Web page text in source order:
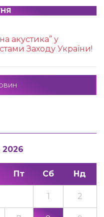
акустика” у
Заходу України!
Пт Сб Нд
1 2